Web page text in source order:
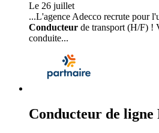
Le 26 juillet
...L'agence Adecco recrute pour
Conducteur de transport (H/F) !
conduite...
Conducteur de ligne